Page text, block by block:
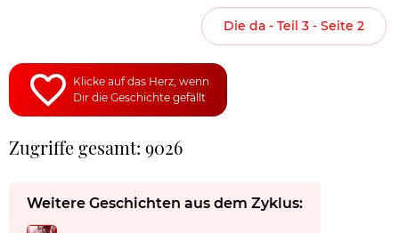
Die da - Teil 3 - Seite 2
Klicke auf das Herz, wenn
Dir die Geschichte gefällt
Zugriffe gesamt: 9026
Weitere Geschichten aus dem Zyklus: